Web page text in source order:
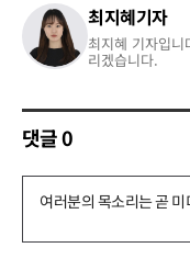
최지혜기자
최지혜 기자입
리겠습니다.
댓글0
댓